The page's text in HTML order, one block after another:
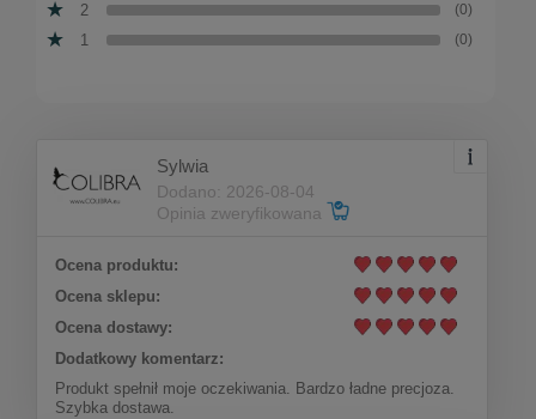
2 (0)
1 (0)
Sylwia
Dodano: 2026-08-04
Opinia zweryfikowana
Ocena produktu:
Ocena sklepu:
Ocena dostawy:
Dodatkowy komentarz:
Produkt spełnił moje oczekiwania. Bardzo ładne precjoza.
Szybka dostawa.